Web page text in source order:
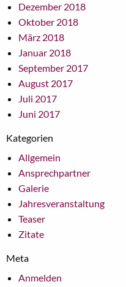
Dezember 2018
Oktober 2018
März 2018
Januar 2018
September 2017
August 2017
Juli 2017
Juni 2017
Kategorien
Allgemein
Ansprechpartner
Galerie
Jahresveranstaltung
Teaser
Zitate
Meta
Anmelden